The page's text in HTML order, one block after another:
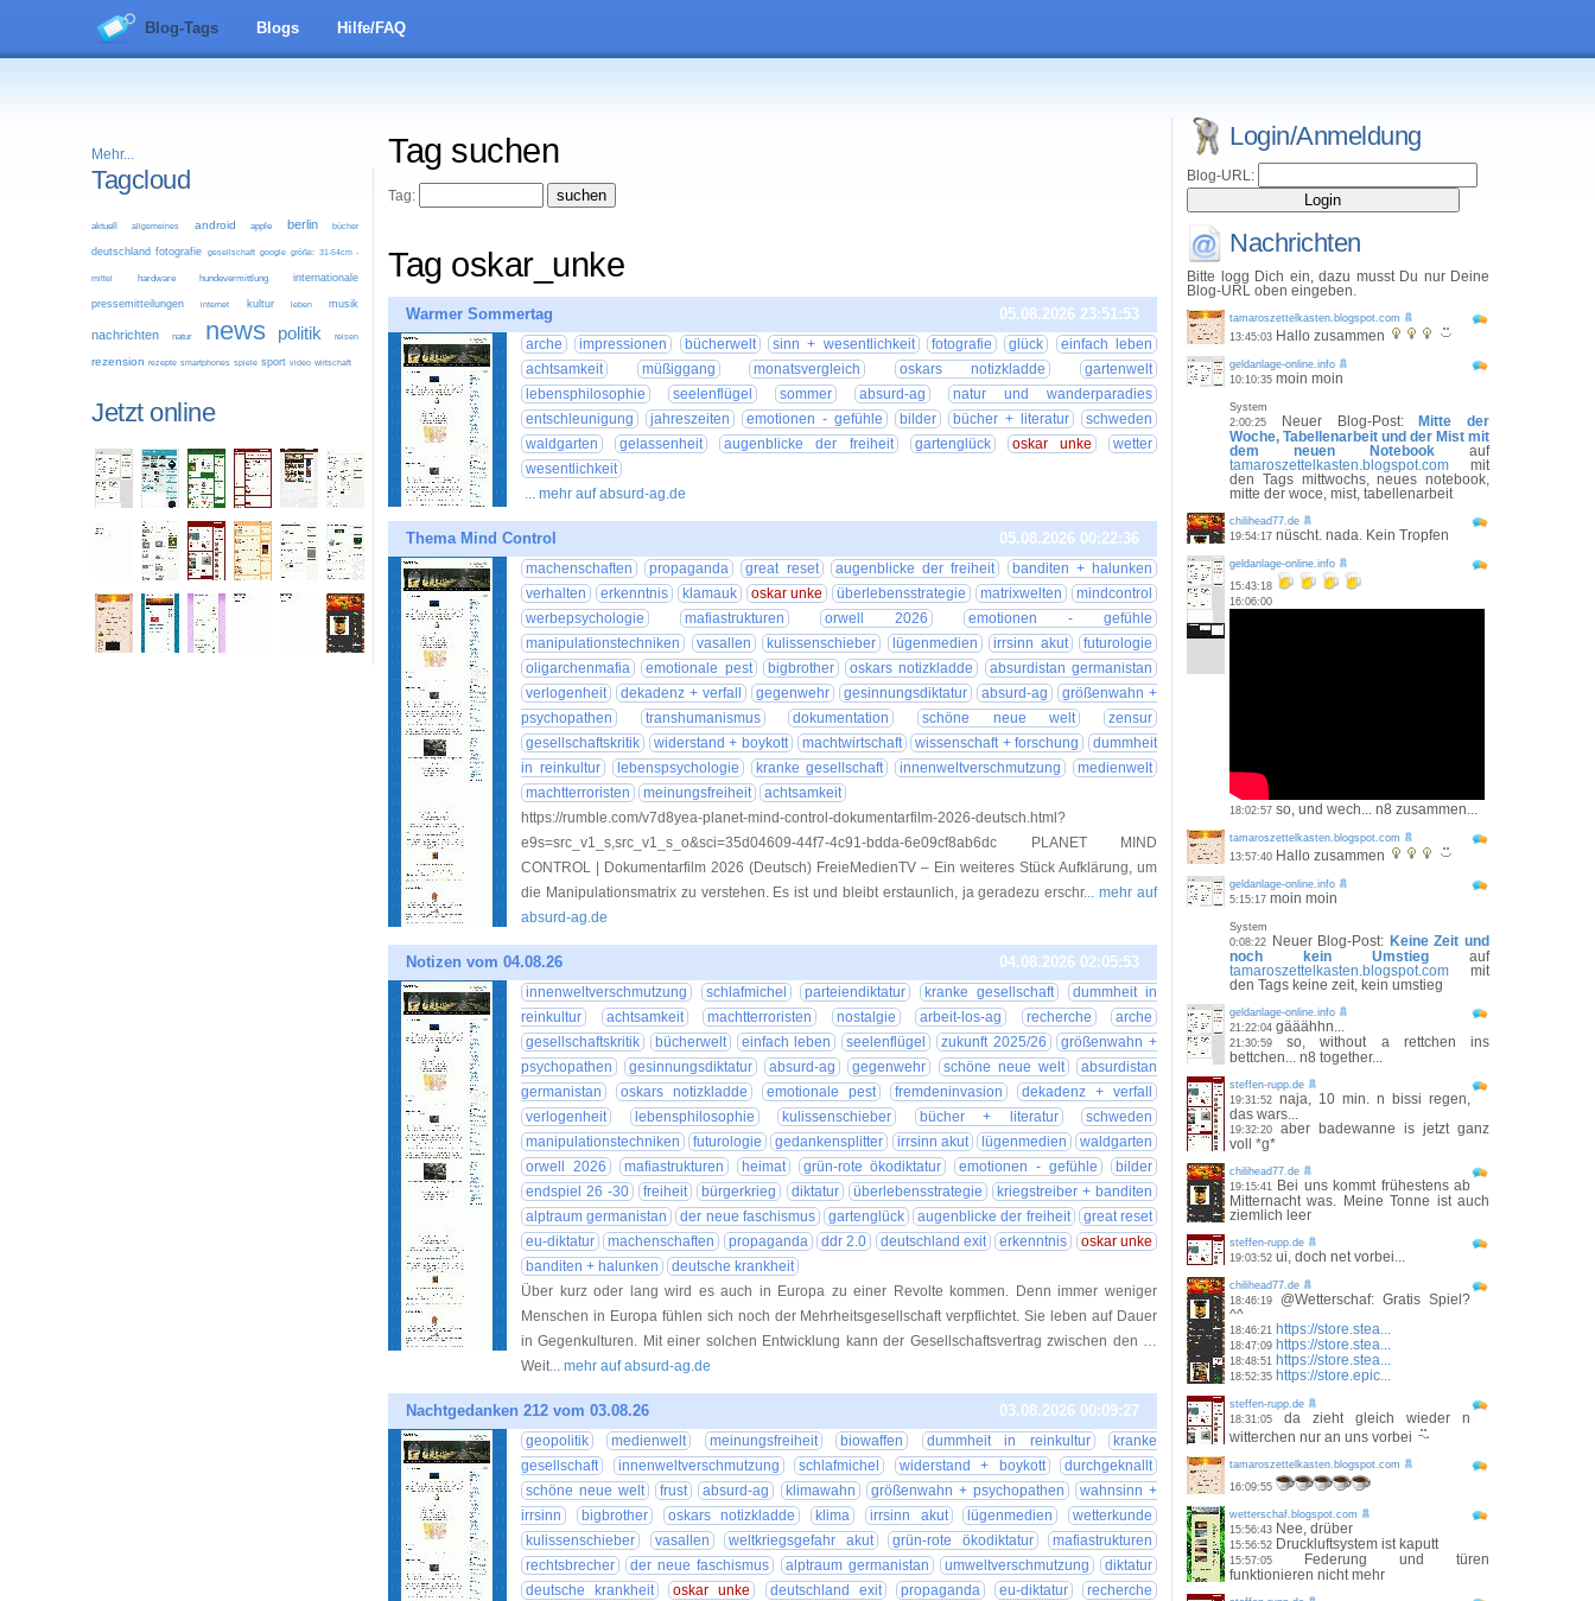
Blog-Tags Blogs Hilfe/FAQ
Mehr...
Tagcloud
aktuell allgemeines android apple berlin bücher
deutschland fotografie gesellschaft google größe: 31-54cm -
mittel hardware hundevermittlung internationale
pressemitteilungen internet kultur leben musik
nachrichten natur news politik reisen
rezension rezepte smartphones spiele sport video wirtschaft
Jetzt online
Tag suchen
Tag:
Tag oskar_unke
Warmer Sommertag 05.08.2026 23:51:53
arche impressionen bücherwelt sinn + wesentlichkeit fotografie glück
einfach leben
achtsamkeit
müßiggang monatsvergleich oskars notizkladde
gartenwelt
lebensphilosophie
seelenflügel sommer absurd-ag
natur und wanderparadies
entschleunigung
jahreszeiten emotionen - gefühle bilder bücher + literatur
schweden
waldgarten
gelassenheit augenblicke der freiheit gartenglück oskar unke
wetter
wesentlichkeit
... mehr auf absurd-ag.de
Thema Mind Control 05.08.2026 00:22:36
machenschaften propaganda great reset augenblicke der freiheit
banditen + halunken
verhalten
erkenntnis klamauk oskar unke überlebensstrategie matrixwelten
mindcontrol
werbepsychologie
mafiastrukturen orwell 2026
emotionen - gefühle
manipulationstechniken
vasallen kulissenschieber lügenmedien irrsinn akut
futurologie
oligarchenmafia
emotionale pest bigbrother oskars notizkladde
absurdistan germanistan
verlogenheit
dekadenz + verfall gegenwehr gesinnungsdiktatur absurd-ag
größenwahn +
psychopathen
transhumanismus dokumentation schöne neue welt
zensur
gesellschaftskritik
widerstand + boykott machtwirtschaft wissenschaft + forschung
dummheit
in reinkultur
lebenspsychologie kranke gesellschaft innenweltverschmutzung
medienwelt
machtterroristen
meinungsfreiheit
achtsamkeit
https://rumble.com/v7d8yea-planet-mind-control-dokumentarfilm-2026-deutsch.html?
e9s=src_v1_s,src_v1_s_o&sci=35d04609-44f7-4c91-bdda-6e09cf8ab6dc PLANET MIND
CONTROL | Dokumentarfilm 2026 (Deutsch) FreieMedienTV – Ein weiteres Stück Aufklärung, um
die Manipulationsmatrix zu verstehen. Es ist und bleibt erstaunlich, ja geradezu erschr... mehr auf
absurd-ag.de
Notizen vom 04.08.26 04.08.2026 02:05:53
innenweltverschmutzung schlafmichel parteiendiktatur kranke gesellschaft
dummheit in
reinkultur
achtsamkeit machtterroristen nostalgie arbeit-los-ag recherche
arche
gesellschaftskritik
bücherwelt einfach leben seelenflügel zukunft 2025/26
größenwahn +
psychopathen
gesinnungsdiktatur absurd-ag gegenwehr schöne neue welt
absurdistan
germanistan
oskars notizkladde emotionale pest fremdeninvasion
dekadenz + verfall
verlogenheit
lebensphilosophie kulissenschieber bücher + literatur
schweden
manipulationstechniken
futurologie gedankensplitter irrsinn akut lügenmedien
waldgarten
orwell 2026
mafiastrukturen heimat grün-rote ökodiktatur emotionen - gefühle
bilder
endspiel 26 -30
freiheit bürgerkrieg diktatur überlebensstrategie
kriegstreiber + banditen
alptraum germanistan
der neue faschismus gartenglück augenblicke der freiheit
great reset
eu-diktatur
machenschaften propaganda ddr 2.0 deutschland exit erkenntnis
oskar unke
banditen + halunken
deutsche krankheit
Über kurz oder lang wird es auch in Europa zu einer Revolte kommen. Denn immer weniger
Menschen in Europa fühlen sich noch der Mehrheitsgesellschaft verpflichtet. Sie leben auf Dauer
in Gegenkulturen. Mit einer solchen Entwicklung kann der Gesellschaftsvertrag zwischen den …
Weit... mehr auf absurd-ag.de
Nachtgedanken 212 vom 03.08.26 03.08.2026 00:09:27
geopolitik medienwelt meinungsfreiheit biowaffen dummheit in reinkultur
kranke
gesellschaft
innenweltverschmutzung schlafmichel widerstand + boykott
durchgeknallt
schöne neue welt
frust absurd-ag klimawahn größenwahn + psychopathen
wahnsinn +
irrsinn
bigbrother oskars notizkladde klima irrsinn akut lügenmedien
wetterkunde
kulissenschieber
vasallen weltkriegsgefahr akut grün-rote ökodiktatur
mafiastrukturen
rechtsbrecher
der neue faschismus alptraum germanistan umweltverschmutzung
diktatur
deutsche krankheit
oskar unke deutschland exit propaganda eu-diktatur
recherche
Login/Anmeldung
Blog-URL:
Nachrichten
Bitte logg Dich ein, dazu musst Du nur Deine
Blog-URL oben eingeben.
tamaroszettelkasten.blogspot.com
13:45:03 Hallo zusammen
geldanlage-online.info
10:10:35 moin moin
System
2:00:25
Neuer Blog-Post:
Mitte der
Woche, Tabellenarbeit und der Mist mit
dem neuen Notebook auf
tamaroszettelkasten.blogspot.com mit
den Tags mittwochs, neues notebook,
mitte der woce, mist, tabellenarbeit
chilihead77.de
19:54:17 nüscht. nada. Kein Tropfen
geldanlage-online.info
15:43:18
16:06:00
18:02:57 so, und wech... n8 zusammen...
tamaroszettelkasten.blogspot.com
13:57:40 Hallo zusammen
geldanlage-online.info
5:15:17 moin moin
System
0:08:22
Neuer Blog-Post: Keine Zeit und
noch kein Umstieg auf
tamaroszettelkasten.blogspot.com mit
den Tags keine zeit, kein umstieg
geldanlage-online.info
21:22:04 gääähhn...
21:30:59so, without a rettchen ins
bettchen... n8 together...
steffen-rupp.de
19:31:52 naja, 10 min. n bissi regen,
das wars...
19:32:20 aber badewanne is jetzt ganz
voll *g*
chilihead77.de
19:15:41 Bei uns kommt frühestens ab
Mitternacht was. Meine Tonne ist auch
ziemlich leer
steffen-rupp.de
19:03:52 ui, doch net vorbei...
chilihead77.de
18:46:19 @Wetterschaf: Gratis Spiel?
^^
18:46:21 https://store.stea...
18:47:09 https://store.stea...
18:48:51 https://store.stea...
18:52:35 https://store.epic...
steffen-rupp.de
18:31:05 da zieht gleich wieder n
witterchen nur an uns vorbei
tamaroszettelkasten.blogspot.com
16:09:55
wetterschaf.blogspot.com
15:56:43 Nee, drüber
15:56:52 Druckluftsystem ist kaputt
15:57:05
Federung und türen
funktionieren nicht mehr